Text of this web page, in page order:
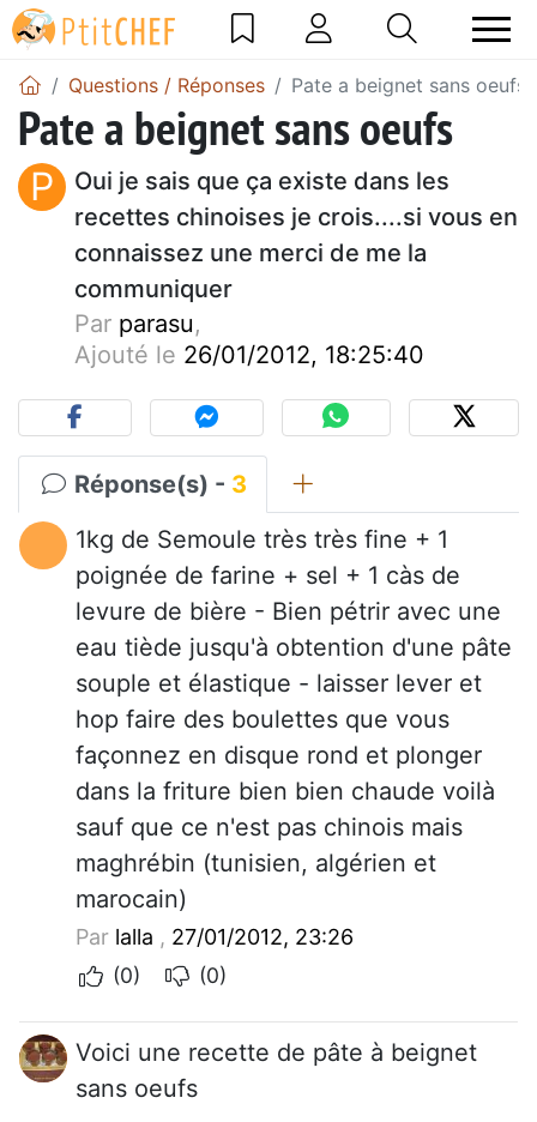
Questions / Réponses Pate a beignet sans oeufs
Pate a beignet sans oeufs
P
Oui je sais que ça existe dans les
recettes chinoises je crois....si vous en
connaissez une merci de me la
communiquer
Par parasu,
Ajouté le 26/01/2012, 18:25:40
Réponse(s) - 3
1kg de Semoule très très fine + 1
poignée de farine + sel + 1 càs de
levure de bière - Bien pétrir avec une
eau tiède jusqu'à obtention d'une pâte
souple et élastique - laisser lever et
hop faire des boulettes que vous
façonnez en disque rond et plonger
dans la friture bien bien chaude voilà
sauf que ce n'est pas chinois mais
maghrébin (tunisien, algérien et
marocain)
Par lalla , 27/01/2012, 23:26
(0)
(0)
Voici une recette de pâte à beignet
sans oeufs